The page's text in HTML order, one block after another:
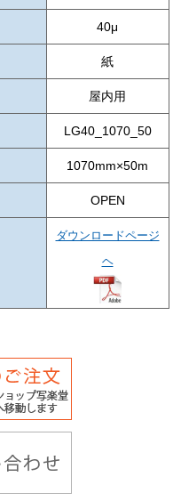
40μ
紙
屋内用
LG40_1070_50
1070mm×50m
OPEN
ダウンロードページ
ヘ